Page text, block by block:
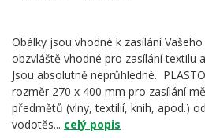
Obálky jsou vhodné k zasílání
obzvláště vhodné pro zasílání textilu
Jsou absolutně neprůhledné.
rozměr 270 x 400 mm pro zasílání
předmětů (vlny, textilií, knih, apod.)
vodotěs... celý popis